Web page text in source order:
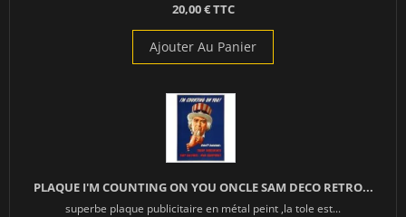
20,00 € TTC
Ajouter Au Panier
PLAQUE I'M COUNTING ON YOU ONCLE SAM DECO RETRO...
superbe plaque publicitaire en métal peint ,la tole est...